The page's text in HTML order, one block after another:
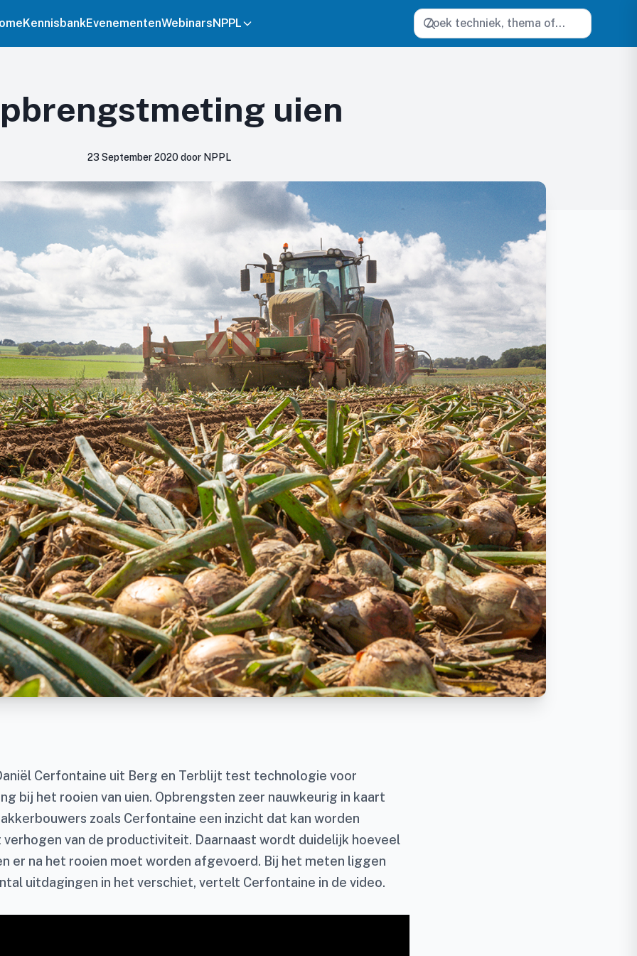
KennisbankEvenementenWebinarsNPPL Zoeken
uien
23 September 2020 door NPPL
Cerfontaine uit Berg en Terblijt test technologie voor
bij het rooien van uien. Opbrengsten zeer nauwkeurig in kaart
zoals Cerfontaine een inzicht dat kan worden
van de productiviteit. Daarnaast wordt duidelijk hoeveel
er na het rooien moet worden afgevoerd. Bij het meten liggen
uitdagingen in het verschiet, vertelt Cerfontaine in de video.